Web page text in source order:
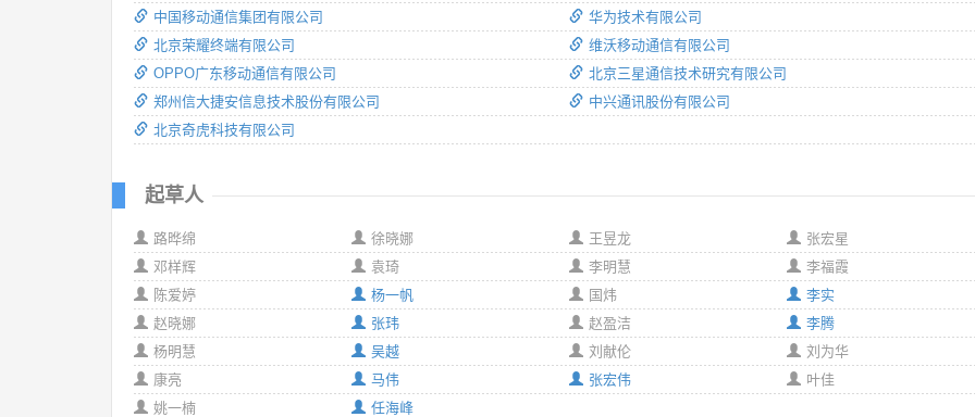
中国移动通信集团有限公司
北京荣耀终端有限公司
OPPO广东移动通信有限公司
郑州信大捷安信息技术股份有限公司
北京奇虎科技有限公司
华为技术有限公司
维沃移动通信有限公司
北京三星通信技术研究有限公司
中兴通讯股份有限公司
起草人
路晔绵
徐晓娜
邓样辉
袁琦
陈爱婷
杨一帆
赵晓娜
张玮
杨明慧
吴越
康亮
马伟
姚一楠
任海峰
王昱龙
张宏星
李明慧
李福霞
国炜
李实
赵盈洁
李腾
刘献伦
刘为华
张宏伟
叶佳